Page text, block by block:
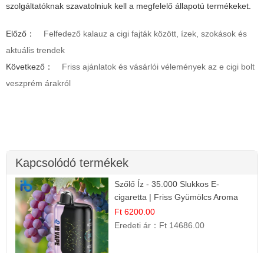
szolgáltatóknak szavatolniuk kell a megfelelő állapotú termékeket.
Előző：
Felfedező kalauz a cigi fajták között, ízek, szokások és
aktuális trendek
Következő：
Friss ajánlatok és vásárlói vélemények az e cigi bolt
veszprém árakról
Kapcsolódó termékek
Szőlő Íz - 35.000 Slukkos E-
cigaretta | Friss Gyümölcs Aroma
Ft 6200.00
Eredeti ár： Ft 14686.00